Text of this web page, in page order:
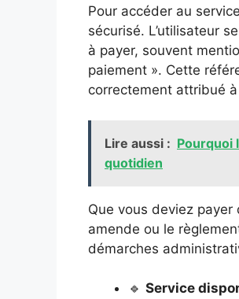
Pour accéder au
sécurisé. L’utilisateur
à payer, souvent
paiement ». Cette
correctement attribué
Lire aussi : Pourquoi
quotidien
Que vous deviez
amende ou le
démarches
🔹 Service